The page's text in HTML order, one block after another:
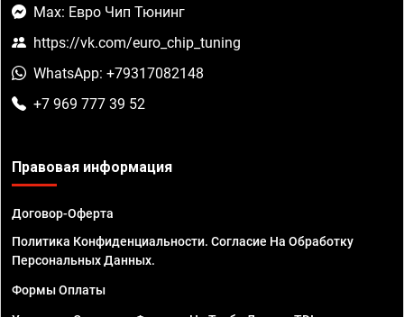
Max: Евро Чип Тюнинг
https://vk.com/euro_chip_tuning
WhatsApp: +79317082148
+7 969 777 39 52
Правовая информация
Договор-Оферта
Политика Конфиденциальности. Согласие На Обработку
Персональных Данных.
Формы Оплаты